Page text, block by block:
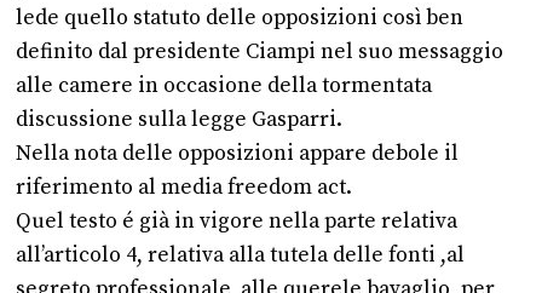
lede quello statuto delle opposizioni così ben
definito dal presidente Ciampi nel suo messaggio
alle camere in occasione della tormentata
discussione sulla legge Gasparri.
Nella nota delle opposizioni appare debole il
riferimento al media freedom act.
Quel testo é già in vigore nella parte relativa
all’articolo 4, relativa alla tutela delle fonti ,al